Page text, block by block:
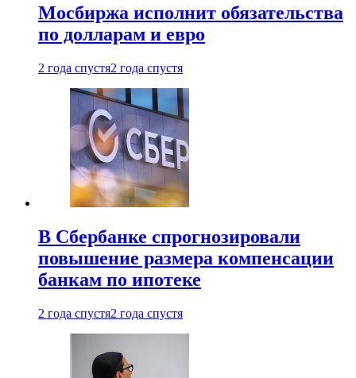
Мосбиржа исполнит обязательства
по долларам и евро
2 года спустя2 года спустя
В Сбербанке спрогнозировали
повышение размера компенсации
банкам по ипотеке
2 года спустя2 года спустя